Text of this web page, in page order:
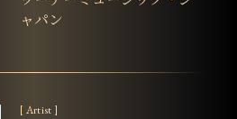
ャパン
[ Artist ]